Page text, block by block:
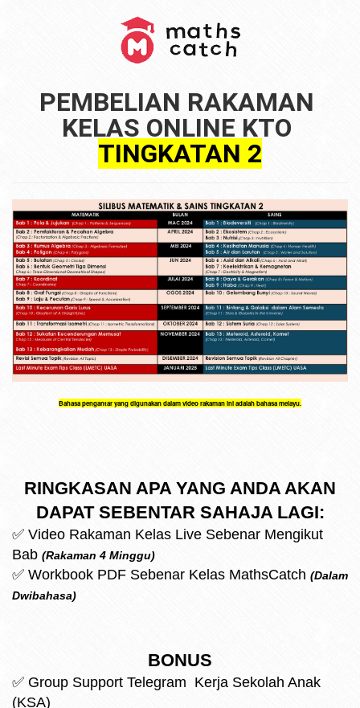
PEMBELIAN RAKAMAN
TINGKATAN 2
Bahasa pengantar yang digunakan dalam video rakaman ini adalah bahasa melayu.
RINGKASAN APA YANG ANDA AKAN
DAPAT SEBENTAR SAHAJA LAGI:
✅ Video Rakaman Kelas Live Sebenar Mengikut
Bab (Rakaman 4 Minggu)
✅ Workbook PDF Sebenar Kelas MathsCatch (Dalam
Dwibahasa)
BONUS
✅ Group Support Telegram Kerja Sekolah Anak
(KSA)